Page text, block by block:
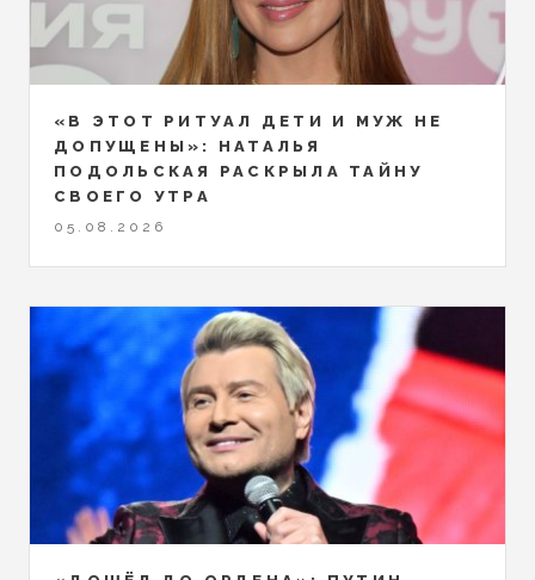
«В ЭТОТ РИТУАЛ ДЕТИ И МУЖ НЕ
ДОПУЩЕНЫ»: НАТАЛЬЯ
ПОДОЛЬСКАЯ РАСКРЫЛА ТАЙНУ
СВОЕГО УТРА
05.08.2026